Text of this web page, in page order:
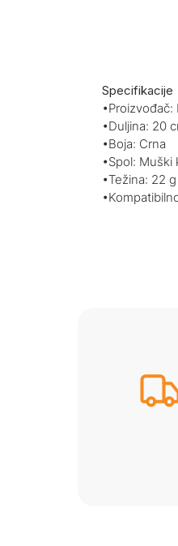
Specifikacije
•Duljina: 20
•Boja: Crna
•Spol:
•Težina: 22 g